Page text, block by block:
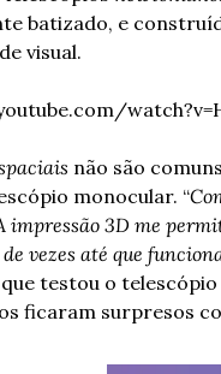
batizado, e
visual.
não são
monocular. “
impressão 3D me
vezes até que
testou o
ficaram surpresos